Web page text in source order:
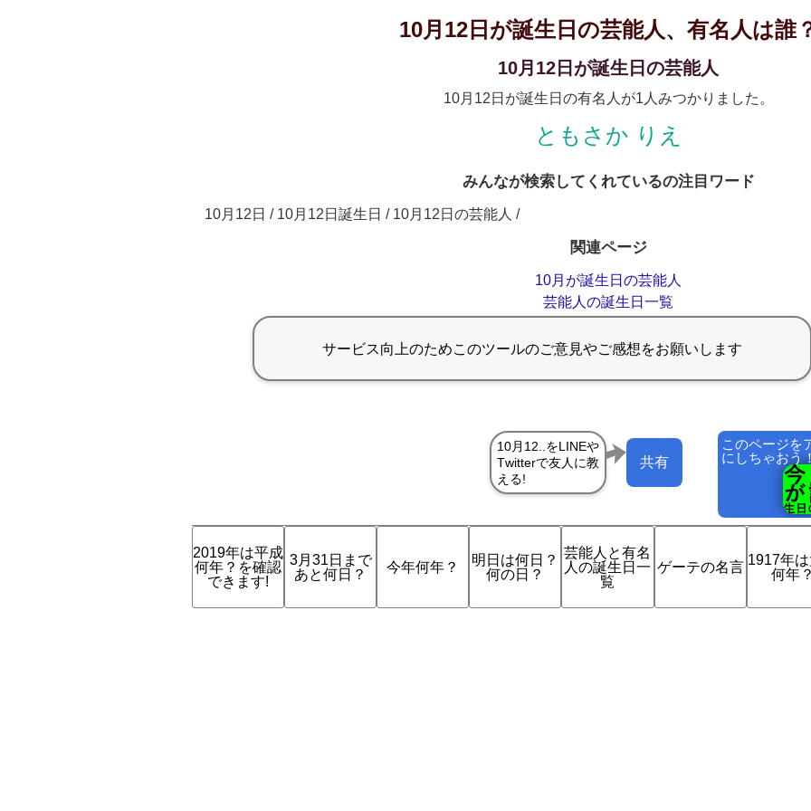
10月12日が誕生日の芸能人、有名人は誰
10月12日が誕生日の芸能人
10月12日が誕生日の有名人が1人みつかりました。
ともさか りえ
みんなが検索してくれているの注目ワード
10月12日 / 10月12日誕生日 / 10月12日の芸能人 /
関連ページ
10月が誕生日の芸能人
芸能人の誕生日一覧
このページを
にしちゃおう
共有
2019年は平成
何年？を確認
できます!
3月31日まで
あと何日？
今年何年？
明日は何日？
何の日？
芸能人と有名
人の誕生日一
覧
ゲーテの名言 1917年
何年？